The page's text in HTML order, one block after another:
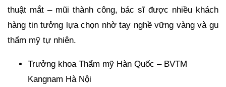
thuật mắt – mũi thành công, bác sĩ được nhiều khách
hàng tin tưởng lựa chọn nhờ tay nghề vững vàng và gu
thẩm mỹ tự nhiên.
Trưởng khoa Thẩm mỹ Hàn Quốc – BVTM
Kangnam Hà Nội